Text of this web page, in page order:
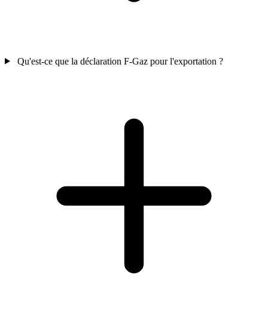
Qu'est-ce que la déclaration F-Gaz pour l'exportation ?